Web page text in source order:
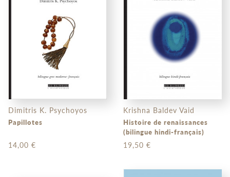
Dimitris K. Psychoyos
Papillotes
14,00 €
Krishna Baldev Vaid
Histoire de renaissances
(bilingue hindi-français)
19,50 €